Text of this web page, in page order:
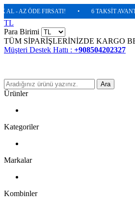
- AZ ÖDE FIRSATI! • 6 TAKSİT AVANTAJI!
TL
Para Birimi
TÜM SİPARİŞLERİNİZDE KARGO
Müşteri Destek Hattı : +908504202327
Ara
Ürünler
Kategoriler
Markalar
Kombinler